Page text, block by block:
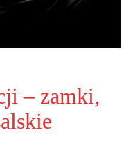
– zamki,